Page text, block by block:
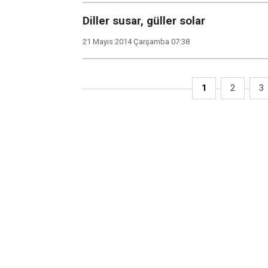
Diller susar, güller solar
21 Mayıs 2014 Çarşamba 07:38
1 2 3